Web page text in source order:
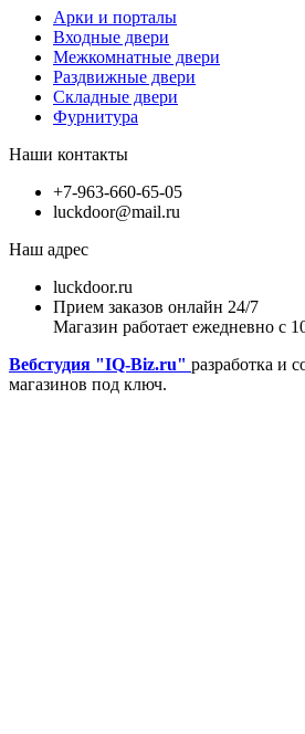
Арки и порталы
Входные двери
Межкомнатные двери
Раздвижные двери
Складные двери
Фурнитура
Наши контакты
+7-963-660-65-05
luckdoor@mail.ru
Наш адрес
luckdoor.ru
Прием заказов онлайн 24/7
Магазин работает ежедневно с
Вебстудия "IQ-Biz.ru" разработка и
магазинов под ключ.